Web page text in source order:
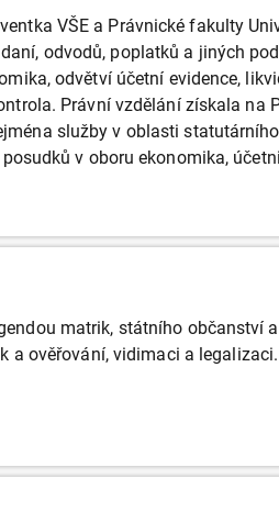
VŠE a Právnické fakulty
odvodů, poplatků a jiných
odvětví účetní evidence,
Právní vzdělání získala na
služby v oblasti
v oboru ekonomika,
matrik, státního občanství
a ověřování, vidimaci a